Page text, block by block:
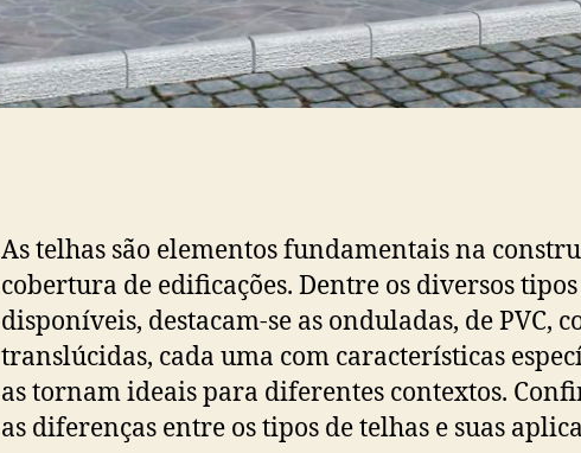
As telhas são elementos fundamentais na
cobertura de edificações. Dentre os diversos tipos
disponíveis, destacam-se as onduladas, de PVC,
translúcidas, cada uma com características
as tornam ideais para diferentes contextos.
as diferenças entre os tipos de telhas e suas